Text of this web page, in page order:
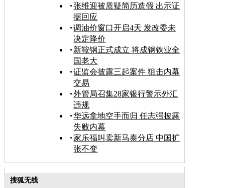
张维迎被质疑简历造假 出示证
据回应
调油价窗口开启4天 发改委未
决定降价
新鞍钢正式成立 将成钢铁业全
国老大
证监会披露三起案件 狙击内幕
交易
外管局召集28家银行警示外汇
违规
华远拿地空手而归 任志强披露
失败内幕
家乐福叫卖新马泰分店 中国扩
张不变
搜狐无线